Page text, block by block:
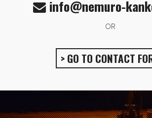
info@nemuro-
OR
> GO TO CONTACT